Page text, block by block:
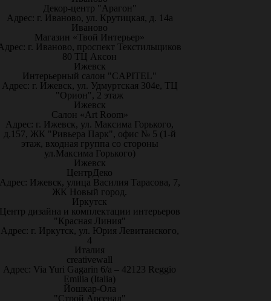
Декор-центр "Арагон"
Адрес: г. Иваново, ул. Крутицкая, д. 14а
Иваново
Магазин «Твой Интерьер»
г. Иваново, проспект Текстильщиков
80 ТЦ Аксон
Ижевск
Интерьерный салон "CAPITEL"
Адрес: г. Ижевск, ул. Удмуртская 304е, ТЦ
"Орион", 2 этаж
Ижевск
Салон «Art Room»
Адрес: г. Ижевск, ул. Максима Горького,
д.157, ЖК "Ривьера Парк", офис № 5 (1-й
этаж, входная группа со стороны
ул.Максима Горького)
Ижевск
ЦентрДеко
Ижевск, улица Василия Тарасова, 7,
ЖК Новый город.
Иркутск
дизайна и комплектации интерьеров
"Красная Линия"
Адрес: г. Иркутск, ул. Юрия Левитанского,
4
Италия
creativewall
Адрес: Via Yuri Gagarin 6/a – 42123 Reggio
Emilia (Italia)
Йошкар-Ола
"Строй Арсенал"